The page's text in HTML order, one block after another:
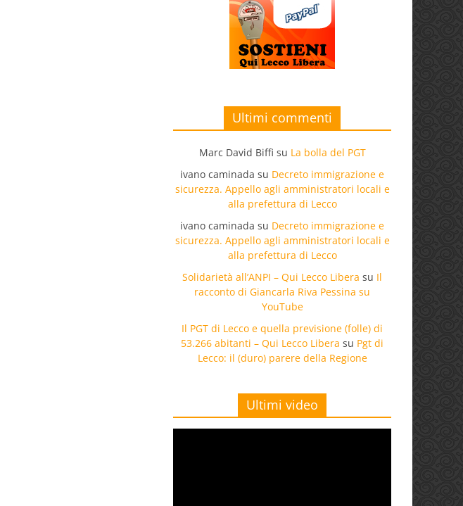
Ultimi commenti
Marc David Biffi su La bolla del PGT
ivano caminada su Decreto immigrazione e
sicurezza. Appello agli amministratori locali e
alla prefettura di Lecco
ivano caminada su Decreto immigrazione e
sicurezza. Appello agli amministratori locali e
alla prefettura di Lecco
Solidarietà all’ANPI – Qui Lecco Libera su Il
racconto di Giancarla Riva Pessina su
YouTube
Il PGT di Lecco e quella previsione (folle) di
53.266 abitanti – Qui Lecco Libera su Pgt di
Lecco: il (duro) parere della Regione
Ultimi video